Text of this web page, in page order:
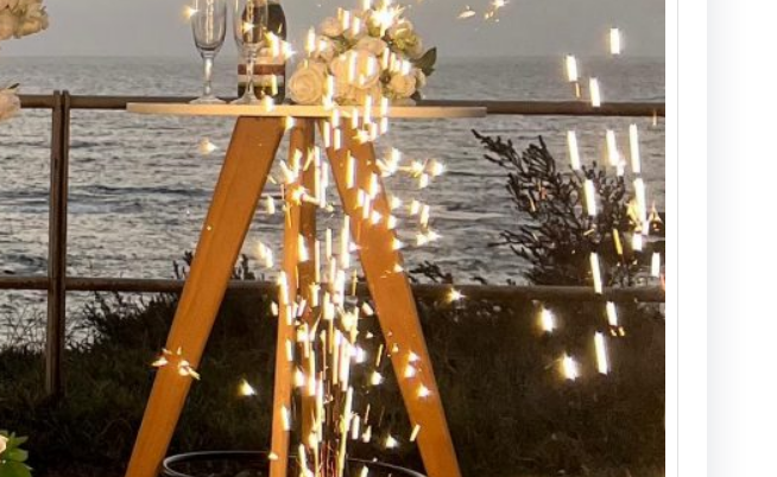
הצעת נישואין בפארק
המחצבה קיסריה:
מדריך מלא
הצעת נישואין בפארק
המחצבה קיסריה היא אחת
האפשרויות הרומנטיות
והמרשימות…